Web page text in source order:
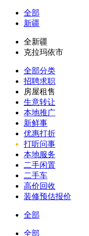
全部
新疆
全新疆
克拉玛依市
全部分类
招聘求职
房屋租售
生意转让
本地推广
新鲜事
优惠打折
打听问事
本地服务
二手闲置
二手车
高价回收
装修预估报价
全部
全部